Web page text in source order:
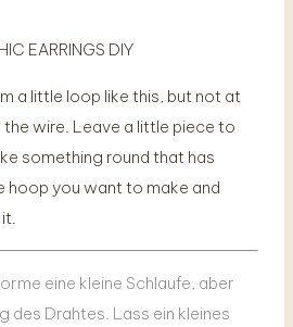
a little loop like this, but not at
wire. Leave a little piece to
something round that has
hoop you want to make and
eine kleine Schlaufe, aber
des Drahtes. Lass ein kleines